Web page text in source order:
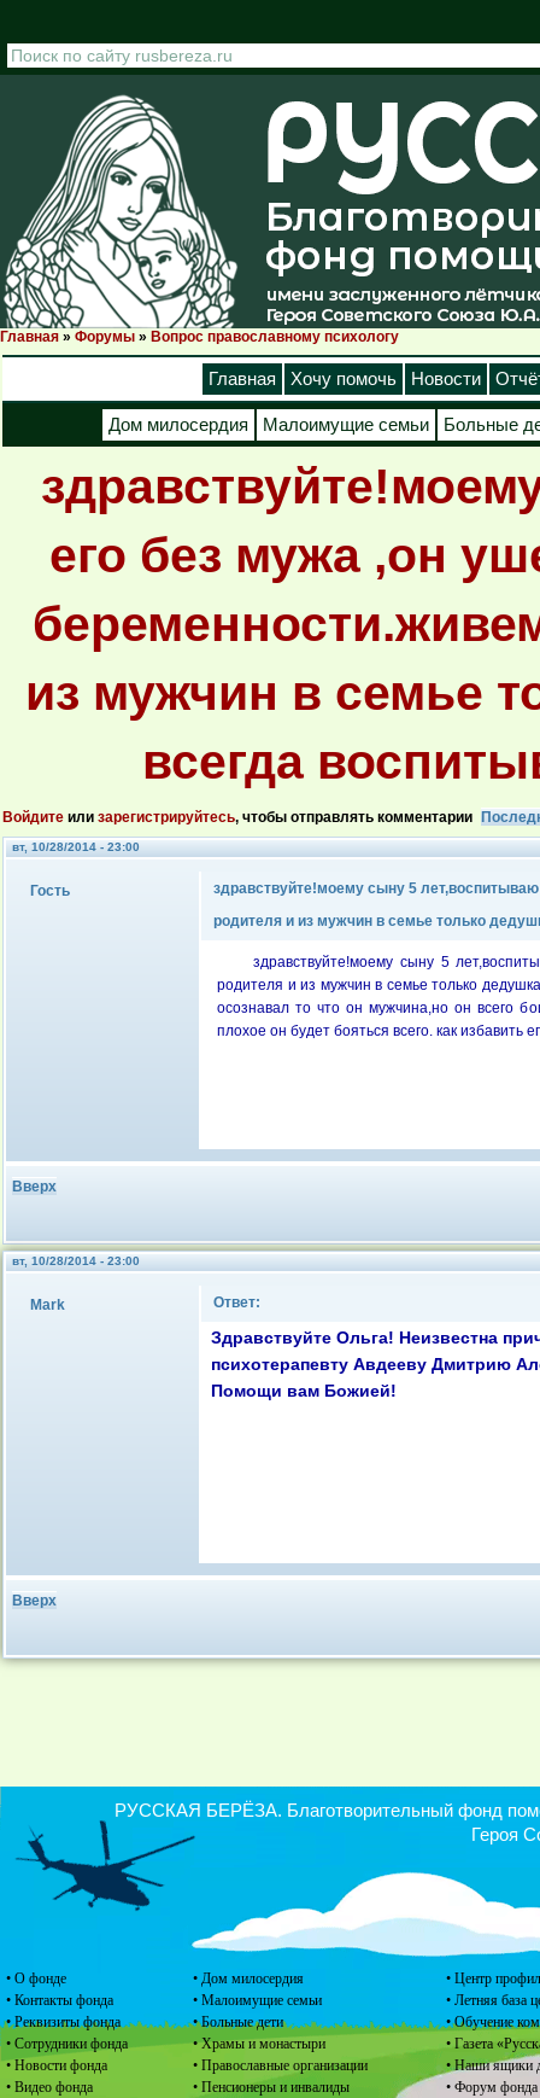
Вы здесь
Главная » Форумы » Вопрос православному психологу
Главная Хочу помочь Новости
Дом милосердия Малоимущие семьи Больные
его без мужа ,он
из мужчин в семье
всегда
Войдите или зарегистрируйтесь, чтобы отправлять комментарии
вт, 10/28/2014 - 23:00
Гость
здравствуйте!моему сыну 5
родителя и из мужчин в семье только
здравствуйте!моему сыну 5
родителя и из мужчин в семье только
осознавал то что он мужчина,но он всего
плохое он будет бояться всего. как избавить
Вверх
вт, 10/28/2014 - 23:00
Mark Ответ:
Здравствуйте Ольга! Неизвестна
психотерапевту Авдееву Дмитрию
Помощи вам Божией!
Вверх
• О фонде
• Контакты фонда
• Реквизиты фонда
• Сотрудники фонда
• Новости фонда
• Видео фонда
• Дом милосердия
• Малоимущие семьи
• Больные дети
• Храмы и монастыри
• Православные организации
• Пенсионеры и инвалиды
• Центр
• Летняя база
• Обучение
• Газета
• Наши ящики
• Форум фонда
РУССКАЯ БЕРЁЗА. Благотворительный фонд
Героя